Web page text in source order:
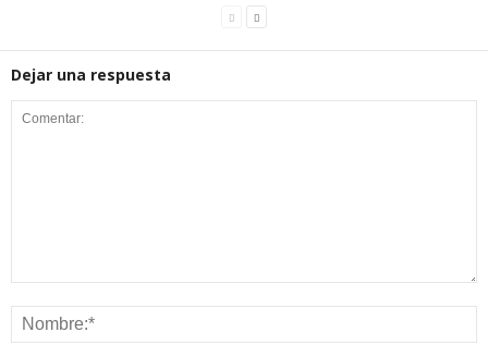
Dejar una respuesta